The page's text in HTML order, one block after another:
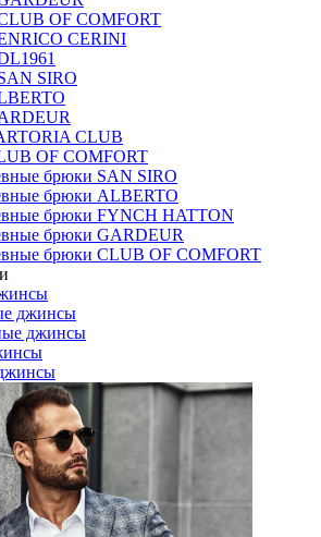
OF COMFORT
CERINI
SIRO
CLUB
OF COMFORT
брюки SAN SIRO
брюки ALBERTO
брюки FYNCH HATTON
брюки GARDEUR
брюки CLUB OF COMFORT
джинсы
джинсы